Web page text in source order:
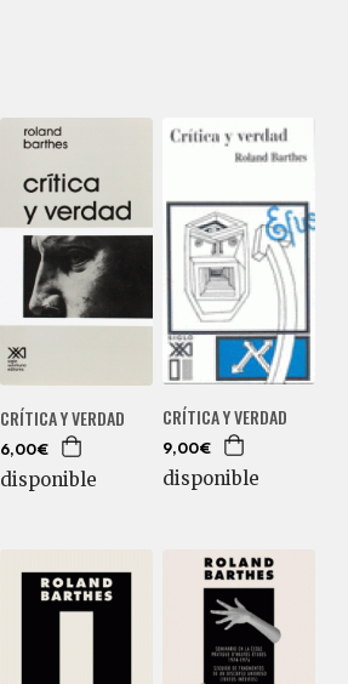
CRÍTICA Y VERDAD
6,00€
disponible
CRÍTICA Y VERDAD
9,00€
disponible